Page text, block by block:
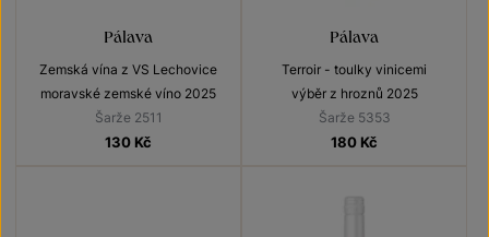
Pálava
Zemská vína z VS Lechovice
moravské zemské víno 2025
Šarže 2511
130 Kč
Pálava
Terroir - toulky vinicemi
výběr z hroznů 2025
Šarže 5353
180 Kč